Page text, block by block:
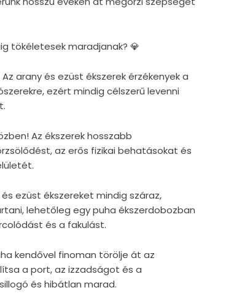
tökéletesek maradjanak? 💎
arany és ezüst ékszerek érzékenyek a
ezért mindig célszerű levenni
Az ékszerek hosszabb
az erős fizikai behatásokat és
ezüst ékszereket mindig száraz,
lehetőleg egy puha ékszerdobozban
és a fakulást.
kendővel finoman törölje át az
a port, az izzadságot és a
és hibátlan marad.